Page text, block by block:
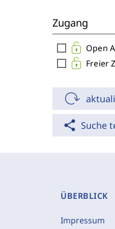
Zugang
check_box_outline_blank Open
check_box_outline_blank Freier
share Suche
ÜBERBLICK
Impressum